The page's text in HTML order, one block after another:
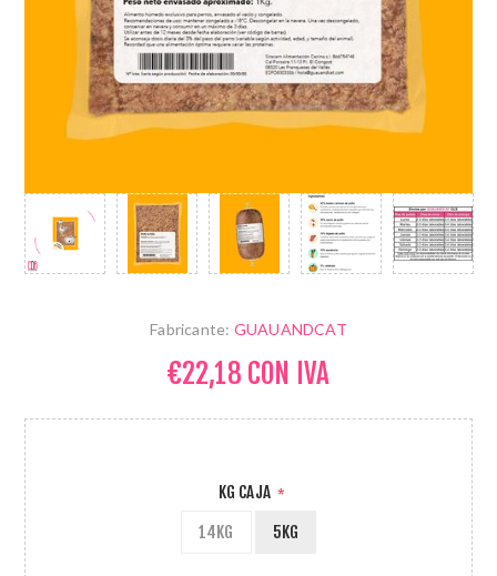
Fabricante: GUAUANDCAT
€22,18 CON IVA
KG CAJA *
14KG 5KG